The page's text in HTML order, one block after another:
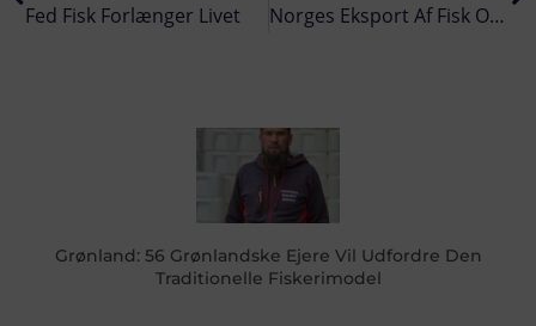
Fed Fisk Forlænger Livet
Norges Eksport Af Fisk Og Skaldyr Uændret
Grønland: 56 Grønlandske Ejere Vil Udfordre Den
Traditionelle Fiskerimodel